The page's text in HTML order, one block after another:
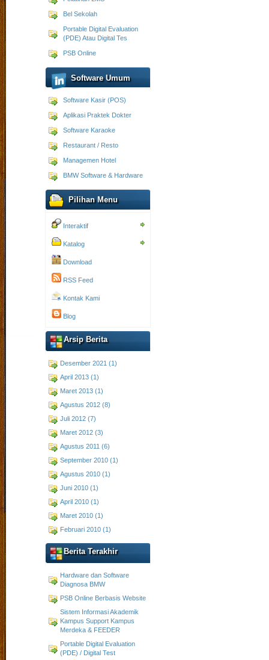
Bel Sekolah
Portable Digital Evaluation
(PDE) Atau Digital Tes
PSB Online
Software Umum
Software Kasir (POS)
Aplikasi Praktek Dokter
Software Karaoke
Restaurant / Resto
Managemen Hotel
BMW Software & Hardware
Pilihan Menu
Interaktif
Katalog
Download
RSS Feed
Kontak Kami
Blog
Arsip Berita
Desember 2021 (1)
April 2013 (1)
Maret 2013 (1)
Agustus 2012 (8)
Juli 2012 (7)
Maret 2012 (3)
Agustus 2011 (6)
September 2010 (1)
Agustus 2010 (1)
Juni 2010 (1)
April 2010 (1)
Maret 2010 (1)
Februari 2010 (1)
Berita Terakhir
Hardware dan Software
Diagnosa BMW
PSB Online Berbasis Website
Sistem Informasi Akademik
Kampus Support Kampus
Merdeka & FEEDER
Portable Digital Evaluation
(PDE) / Digital Test